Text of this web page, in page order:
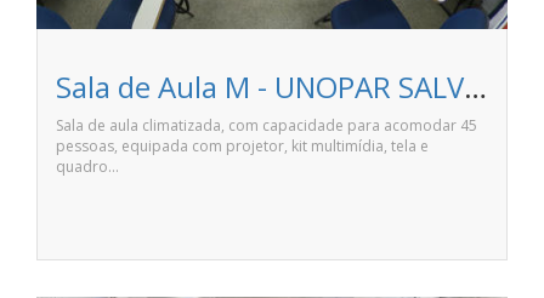
Sala de Aula M - UNOPAR SALVADOR IGUATEMI
Sala de aula climatizada, com capacidade para acomodar 45
pessoas, equipada com projetor, kit multimídia, tela e
quadro…